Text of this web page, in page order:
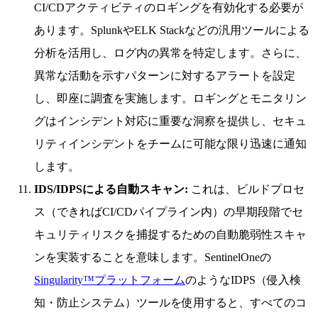
CI/CDアクティビティのロギングを有効化する必要が
あります。SplunkやELK Stackなどの汎用ツールによる
分析を活用し、ログ内の異常を特定します。さらに、
異常な活動を示すパターンに対するアラートを設定
し、即座に調査を実施します。ロギングとモニタリン
グはインシデント対応に重要な洞察を提供し、セキュ
リティインシデントをチームに可能な限り迅速に通知
します。
IDS/IDPSによる自動スキャン: これは、ビルドプロセ
ス（できればCI/CDパイプライン内）の早期段階でセ
キュリティリスクを捕捉するための自動脆弱性スキャ
ンを実装することを意味します。SentinelOneの
Singularity™プラットフォームのようなIDPS（侵入検
知・防止システム）ツールを使用すると、すべてのコ